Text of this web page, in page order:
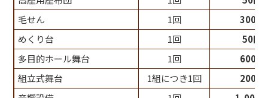
毛せん
1回
300円
めくり台
1回
50円
多目的ホール舞台
1回
600円
組立式舞台
1組につき1回
200円